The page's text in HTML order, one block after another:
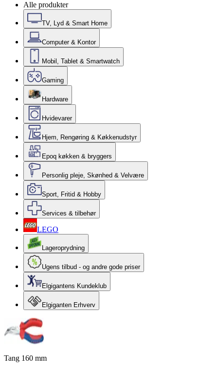
Alle produkter
TV, Lyd & Smart Home
Computer & Kontor
Mobil, Tablet & Smartwatch
Gaming
Hardware
Hvidevarer
Hjem, Rengøring & Køkkenudstyr
Epoq køkken & bryggers
Personlig pleje, Skønhed & Velvære
Sport, Fritid & Hobby
Services & tilbehør
LEGO
Lageroprydning
Ugens tilbud - og andre gode priser
Elgigantens Kundeklub
Elgiganten Erhverv
Tang 160 mm